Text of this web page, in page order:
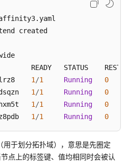
created
READY   STATUS
1 /1 Running
0
1 /1 Running
0
hxm5t 1 /1 Running
0
1 /1 Running 0
用于划分拓扑域），意思是先圈定
点上的标签键、值均相同时会被认